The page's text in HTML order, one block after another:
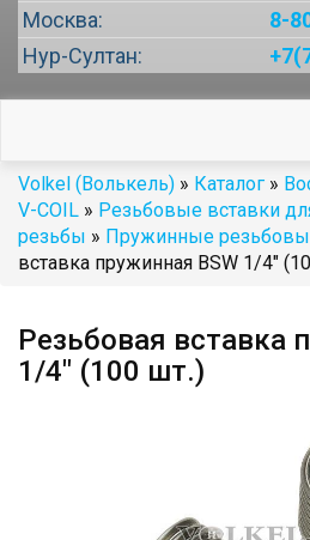
Москва:
8-
Нур-Султан:
Volkel (Волькель) » Каталог »
V-COIL » Резьбовые вставки
резьбы » Пружинные
вставка пружинная BSW 1/4"
Резьбовая вставка
1/4" (100 шт.)